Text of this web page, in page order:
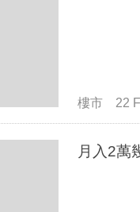
樓市 22
月入2萬